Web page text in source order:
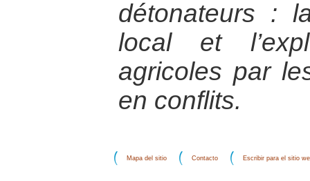
détonateurs :
local et
agricoles par
en conflits.
Mapa del sitio Contacto Escribir para el sitio